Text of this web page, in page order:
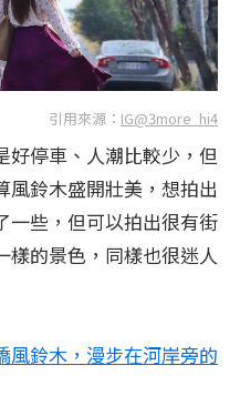
引用來源： IG@3more_hi4
好停車、人潮比較少，但
風鈴木盛開壯美，想拍出
一些，但可以拍出很有街
樣的景色，同樣也很迷人
風鈴木，漫步在河岸旁的